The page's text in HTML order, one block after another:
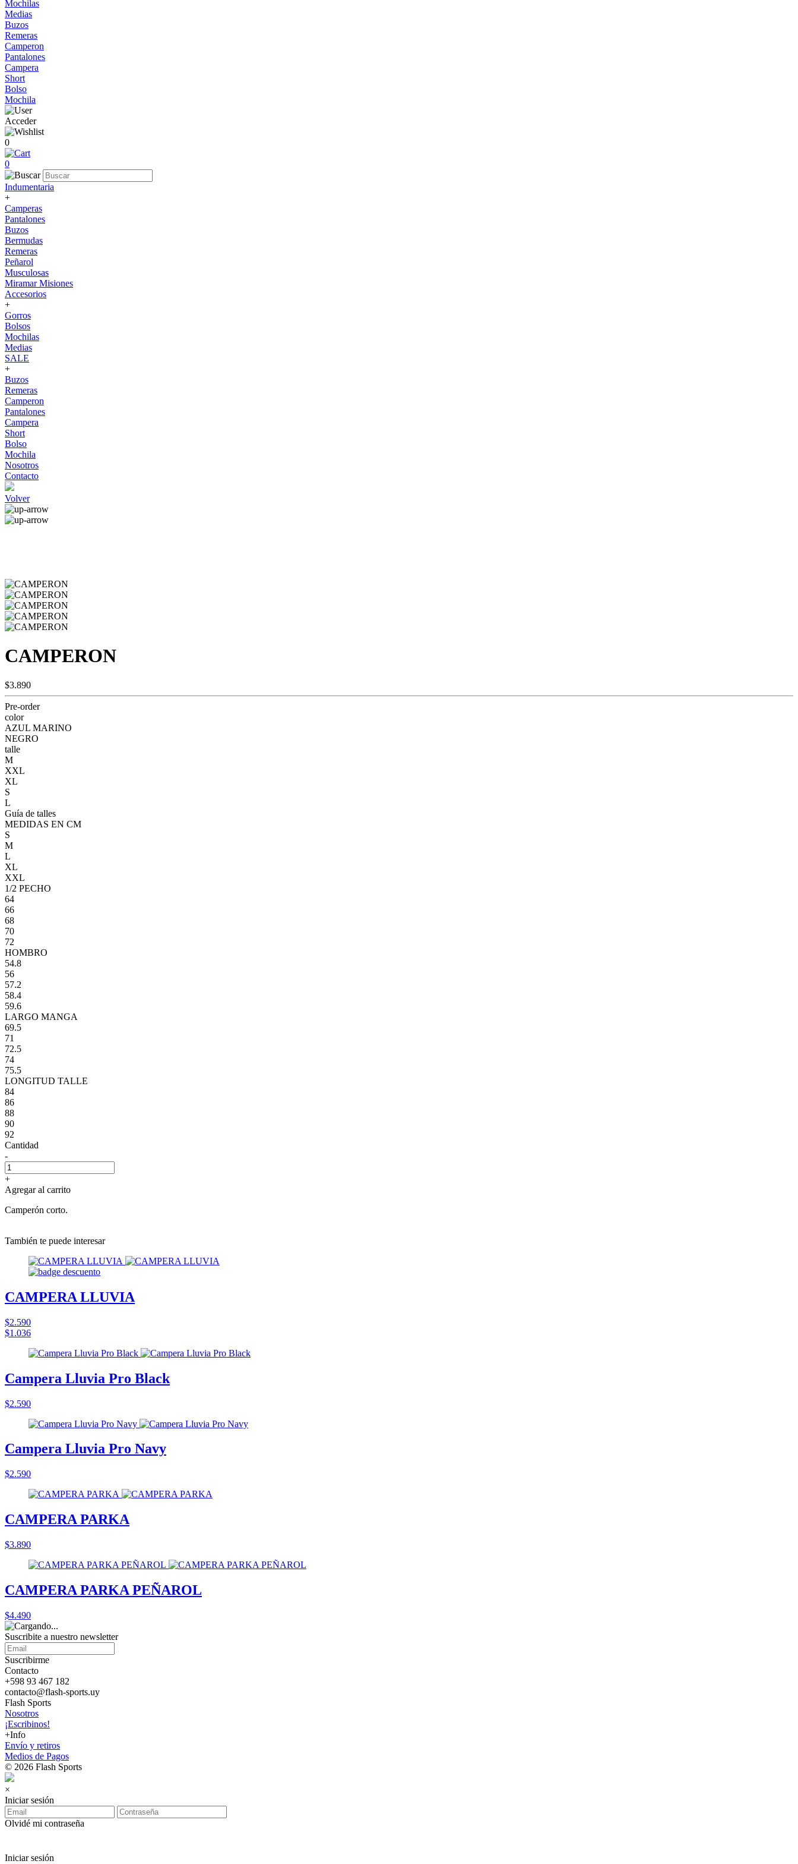
Mochilas
Medias
Buzos
Remeras
Camperon
Pantalones
Campera
Short
Bolso
Mochila
Acceder
0
0
Indumentaria
+
Camperas
Pantalones
Buzos
Bermudas
Remeras
Peñarol
Musculosas
Miramar Misiones
Accesorios
+
Gorros
Bolsos
Mochilas
Medias
SALE
+
Buzos
Remeras
Camperon
Pantalones
Campera
Short
Bolso
Mochila
Nosotros
Contacto
Volver
CAMPERON
$3.890
Pre-order
color
AZUL MARINO
NEGRO
talle
M
XXL
XL
S
L
Guía de talles
MEDIDAS EN CM
S
M
L
XL
XXL
1/2 PECHO
64
66
68
70
72
HOMBRO
54.8
56
57.2
58.4
59.6
LARGO MANGA
69.5
71
72.5
74
75.5
LONGITUD TALLE
84
86
88
90
92
Cantidad
-
+
Agregar al carrito
Camperón corto.
También te puede interesar
CAMPERA LLUVIA
$2.590
$1.036
Campera Lluvia Pro Black
$2.590
Campera Lluvia Pro Navy
$2.590
CAMPERA PARKA
$3.890
CAMPERA PARKA PEÑAROL
$4.490
Suscribite a nuestro newsletter
Suscribirme
Contacto
+598 93 467 182
contacto@flash-sports.uy
Flash Sports
Nosotros
¡Escribinos!
+Info
Envío y retiros
Medios de Pagos
© 2026 Flash Sports
×
Iniciar sesión
Olvidé mi contraseña
Iniciar sesión